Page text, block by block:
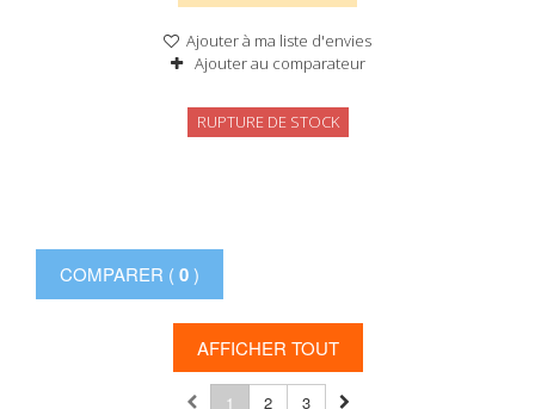
Ajouter à ma liste d'envies
Ajouter au comparateur
RUPTURE DE STOCK
COMPARER ( 0)
AFFICHER TOUT
1 2 3